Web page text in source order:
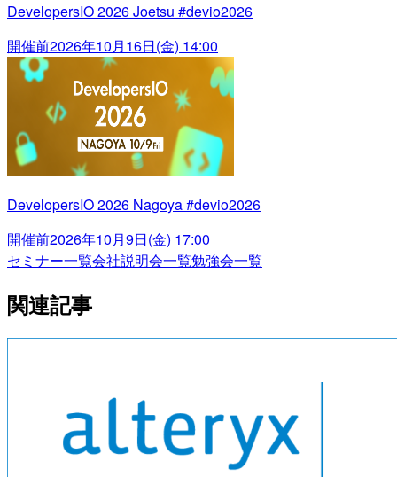
DevelopersIO 2026 Joetsu #devio2026
開催前2026年10月16日(金) 14:00
DevelopersIO 2026 Nagoya #devio2026
開催前2026年10月9日(金) 17:00
セミナー一覧会社説明会一覧勉強会一覧
関連記事